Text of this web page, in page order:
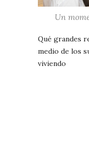
Un
Qué grandes
medio de los
viviendo